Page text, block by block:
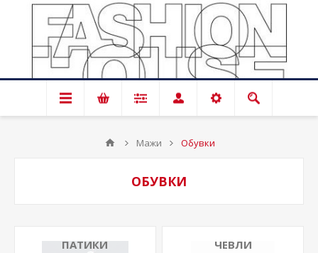
Мажи Обувки
ОБУВКИ
ПАТИКИ ЧЕВЛИ